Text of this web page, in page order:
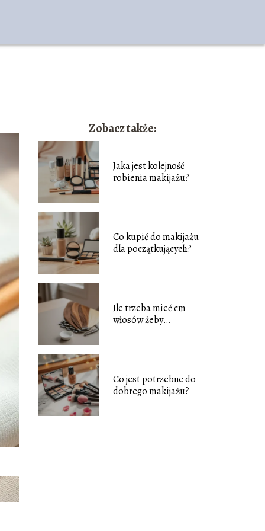
Zobacz także:
Jaka jest kolejność
robienia makijażu?
Co kupić do makijażu
dla początkujących?
Ile trzeba mieć cm
włosów żeby
Co jest potrzebne do
dobrego makijażu?